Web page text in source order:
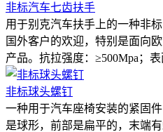
非标汽车七齿扶手
用于别克汽车扶手上的一种非
国外客户的欢迎，特别是面向
产品。抗拉强度：≥500Mpa；
非标球头螺钉
一种用于汽车座椅安装的紧固
是球形，前部是扁平的，末端